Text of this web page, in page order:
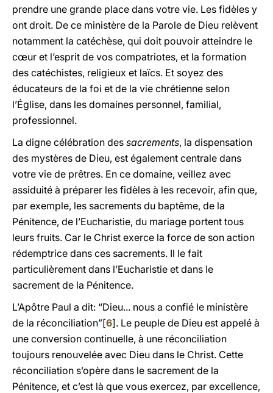
prendre une grande place dans votre vie. Les fidèles y
ont droit. De ce ministère de la Parole de Dieu relèvent
notamment la catéchèse, qui doit pouvoir atteindre le
cœur et l’esprit de vos compatriotes, et la formation
des catéchistes, religieux et laïcs. Et soyez des
éducateurs de la foi et de la vie chrétienne selon
l’Église, dans les domaines personnel, familial,
professionnel.
La digne célébration des sacrements, la dispensation
des mystères de Dieu, est également centrale dans
votre vie de prêtres. En ce domaine, veillez avec
assiduité à préparer les fidèles à les recevoir, afin que,
par exemple, les sacrements du baptême, de la
Pénitence, de l’Eucharistie, du mariage portent tous
leurs fruits. Car le Christ exerce la force de son action
rédemptrice dans ces sacrements. Il le fait
particulièrement dans l’Eucharistie et dans le
sacrement de la Pénitence.
L’Apôtre Paul a dit: “Dieu... nous a confié le ministère
de la réconciliation”[6]. Le peuple de Dieu est appelé à
une conversion continuelle, à une réconciliation
toujours renouvelée avec Dieu dans le Christ. Cette
réconciliation s’opère dans le sacrement de la
Pénitence, et c’est là que vous exercez, par excellence,